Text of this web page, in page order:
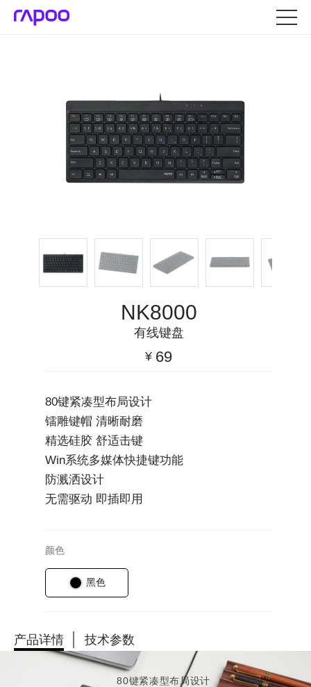
NK8000
有线键盘
¥ 69
80键紧凑型布局设计
镭雕键帽 清晰耐磨
精选硅胶 舒适击键
Win系统多媒体快捷键功能
防溅洒设计
无需驱动 即插即用
颜色
黑色
产品详情 技术参数
80键紧凑型布局设计